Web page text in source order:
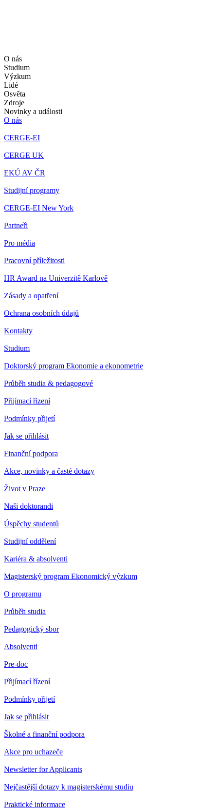
O nás
Studium
Výzkum
Lidé
Osvěta
Zdroje
Novinky a události
O nás
CERGE-EI
CERGE UK
EKÚ AV ČR
Studijní programy
CERGE-EI New York
Partneři
Pro média
Pracovní příležitosti
HR Award na Univerzitě Karlově
Zásady a opatření
Ochrana osobních údajů
Kontakty
Studium
Doktorský program Ekonomie a ekonometrie
Průběh studia & pedagogové
Přijímací řízení
Podmínky přijetí
Jak se přihlásit
Finanční podpora
Akce, novinky a časté dotazy
Život v Praze
Naši doktorandi
Úspěchy studentů
Studijní oddělení
Kariéra & absolventi
Magisterský program Ekonomický výzkum
O programu
Průběh studia
Pedagogický sbor
Absolventi
Pre-doc
Přijímací řízení
Podmínky přijetí
Jak se přihlásit
Školné a finanční podpora
Akce pro uchazeče
Newsletter for Applicants
Nejčastější dotazy k magisterskému studiu
Praktické informace